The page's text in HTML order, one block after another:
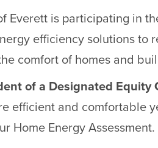
Everett is participating in
efficiency solutions to
comfort of homes and
of a Designated Equity
efficient and comfortable
Home Energy Assessment.